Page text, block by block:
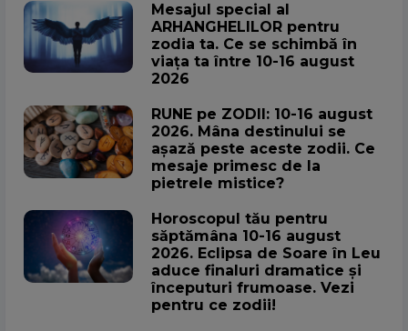
Mesajul special al
ARHANGHELILOR pentru
zodia ta. Ce se schimbă în
viața ta între 10-16 august
2026
RUNE pe ZODII: 10-16 august
2026. Mâna destinului se
așază peste aceste zodii. Ce
mesaje primesc de la
pietrele mistice?
Horoscopul tău pentru
săptămâna 10-16 august
2026. Eclipsa de Soare în Leu
aduce finaluri dramatice și
începuturi frumoase. Vezi
pentru ce zodii!